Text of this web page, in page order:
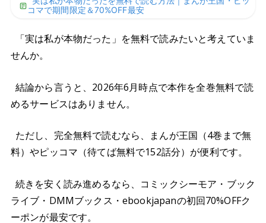
コマで期間限定＆70%OFF最安
「実は私が本物だった」を無料で読みたいと考えていま
せんか。
結論から言うと、2026年6月時点で本作を全巻無料で読
めるサービスはありません。
ただし、完全無料で読むなら、まんが王国（4巻まで無
料）やピッコマ（待てば無料で152話分）が便利です。
続きを安く読み進めるなら、コミックシーモア・ブック
ライブ・DMMブックス・ebookjapanの初回70%OFFク
ーポンが最安です。